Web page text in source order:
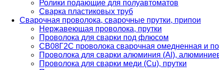
Ролики подающие для полуавтоматов
Сварка пластиковых труб
Сварочная проволока, сварочные прутки, припои
Нержавеющая проволока, прутки
Проволока для сварки под флюсом
СВ08Г2С проволока сварочная омедненная и
Проволока для сварки алюминия (Al),
Проволока для сварки меди (Cu), прутки